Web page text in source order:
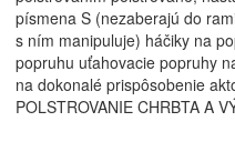
písmena S (nezaberajú do
s ním manipuluje) háčiky na
popruhu uťahovacie popruhy
na dokonalé prispôsobenie
POLSTROVANIE CHRBTA A